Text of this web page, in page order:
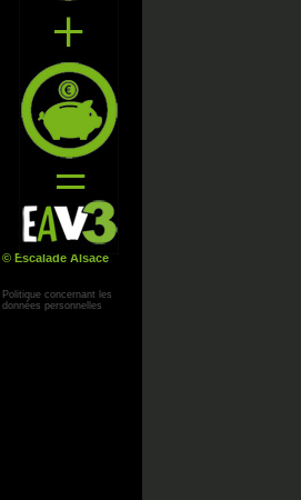
© Escalade Alsace
Politique concernant les
données personnelles